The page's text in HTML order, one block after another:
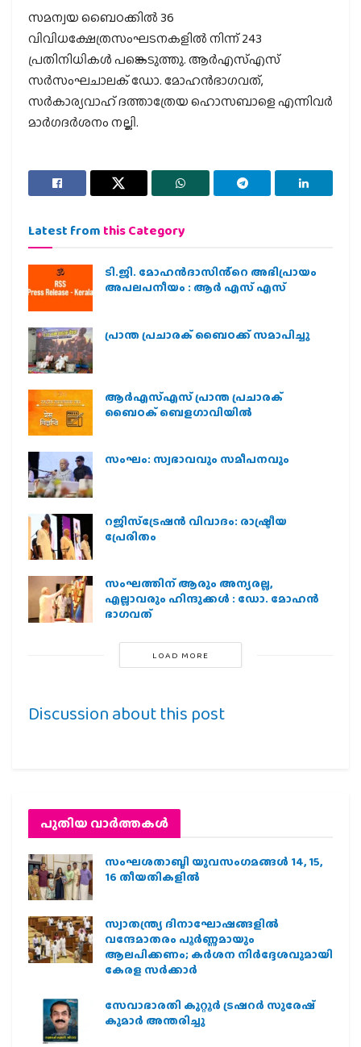
സമന്വയ ബൈഠക്കില്‍ 36
വിവിധക്ഷേത്രസംഘടനകളില്‍ നിന്ന് 243
പ്രതിനിധികള്‍ പങ്കെടുത്തു. ആര്‍എസ്എസ്
സര്‍സംഘചാലക് ഡോ. മോഹന്‍ഭാഗവത്,
സര്‍കാര്യവാഹ് ദത്താത്രേയ ഹൊസബാളെ എന്നിവര്‍
മാര്‍ഗദര്‍ശനം നല്കി.
Latest from this Category
ടി.ജി. മോഹൻദാസിൻ്റെ അഭിപ്രായം
അപലപനീയം : ആർ എസ് എസ്
പ്രാന്ത പ്രചാരക് ബൈഠക്ക് സമാപിച്ചു
ആർഎസ്എസ് പ്രാന്ത പ്രചാരക്
ബൈഠക് ബെളഗാവിയിൽ
സംഘം: സ്വഭാവവും സമീപനവും
റജിസ്ട്രേഷൻ വിവാദം: രാഷ്ട്രീയ
പ്രേരിതം
സംഘത്തിന് ആരും അന്യരല്ല,
എല്ലാവരും ഹിന്ദുക്കൾ : ഡോ. മോഹൻ
ഭാഗവത്
LOAD MORE
Discussion about this post
പുതിയ വാര്‍ത്തകള്‍
സംഘശതാബ്ദി യുവസംഗമങ്ങള്‍ 14, 15,
16 തീയതികളില്‍
സ്വാതന്ത്ര്യ ദിനാഘോഷങ്ങളിൽ
വന്ദേമാതരം പൂർണ്ണമായും
ആലപിക്കണം; കർശന നിർദ്ദേശവുമായി
കേരള സർക്കാർ
സേവാഭാരതി കുറ്റൂർ ട്രഷറർ സുരേഷ്
കുമാർ അന്തരിച്ചു